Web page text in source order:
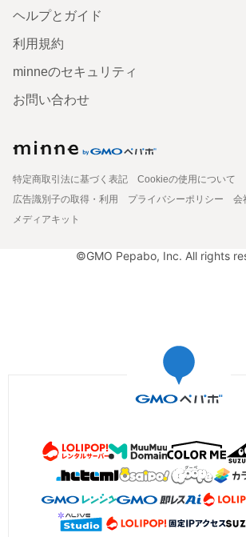
ヘルプとガイド
利用規約
minneのセキュリティ
お問い合わせ
特定商取引法に基づく表記
Cookieの使用について
広告識別子の取得・利用
プライバシーポリシー 会
メディアキット
©GMO Pepabo, Inc. All rights